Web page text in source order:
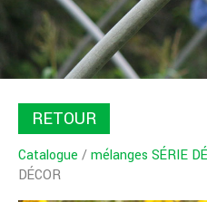
RETOUR
Catalogue /mélanges SÉRIE
DÉCOR